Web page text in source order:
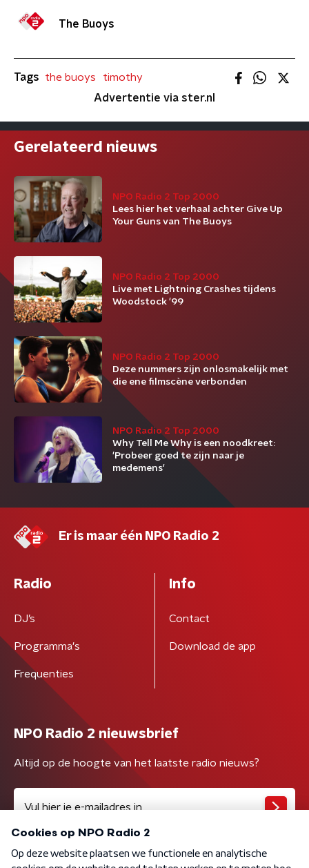
The Buoys
Tags the buoys
timothy
Advertentie via ster.nl
Gerelateerd nieuws
NPO Radio 2 Top 2000
Lees hier het verhaal achter Give Up
Your Guns van The Buoys
NPO Radio 2 Top 2000
Live met Lightning Crashes tijdens
Woodstock '99
NPO Radio 2 Top 2000
Deze nummers zijn onlosmakelijk met
die ene filmscène verbonden
NPO Radio 2 Top 2000
Why Tell Me Why is een noodkreet:
'Probeer goed te zijn naar je
medemens'
Er is maar één NPO Radio 2
Radio
DJ’s
Programma's
Frequenties
Info
Contact
Download de app
NPO Radio 2 nieuwsbrief
Altijd op de hoogte van het laatste radio nieuws?